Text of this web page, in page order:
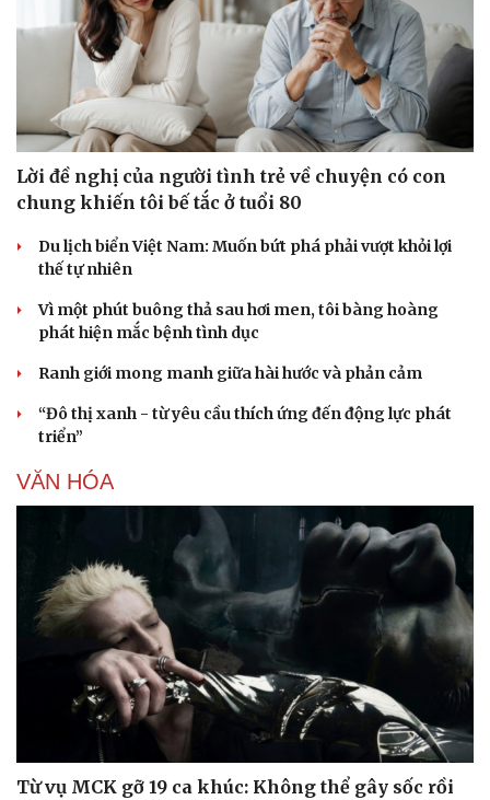
Sức khỏe
Dinh dưỡng - món ngon
Cây thuốc
Sản phụ khoa
Nhi khoa
Nam khoa
Làm đẹp - giảm cân
Phòng mạch online
Ăn sạch sống khỏe
Đời sống
Nhà đẹp
Blog
Tình yêu - Gia đình
Lời đề nghị của người tình trẻ về chuyện có con
chung khiến tôi bế tắc ở tuổi 80
Du lịch biển Việt Nam: Muốn bứt phá phải vượt khỏi lợi
thế tự nhiên
Vì một phút buông thả sau hơi men, tôi bàng hoàng
phát hiện mắc bệnh tình dục
Ranh giới mong manh giữa hài hước và phản cảm
“Đô thị xanh - từ yêu cầu thích ứng đến động lực phát
triển”
VĂN HÓA
Từ vụ MCK gỡ 19 ca khúc: Không thể gây sốc rồi